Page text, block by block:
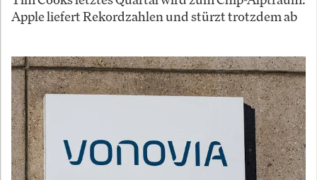
Apple liefert Rekordzahlen und stürzt trotzdem ab